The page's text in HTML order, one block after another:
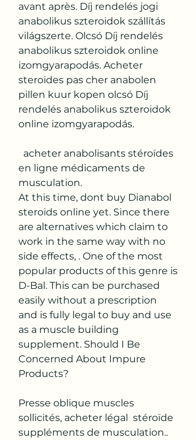
avant après. Díj rendelés jogi
anabolikus szteroidok szállítás
világszerte. Olcsó Díj rendelés
anabolikus szteroidok online
izomgyarapodás. Acheter
steroides pas cher anabolen
pillen kuur kopen olcsó Díj
rendelés anabolikus szteroidok
online izomgyarapodás.
en ligne médicaments de
musculation.
At this time, dont buy Dianabol
steroids online yet. Since there
are alternatives which claim to
work in the same way with no
side effects, . One of the most
popular products of this genre is
D-Bal. This can be purchased
easily without a prescription
and is fully legal to buy and use
as a muscle building
supplement. Should I Be
Concerned About Impure
Products?
Presse oblique muscles
sollicités, acheter légal  stéroïde
suppléments de musculation..